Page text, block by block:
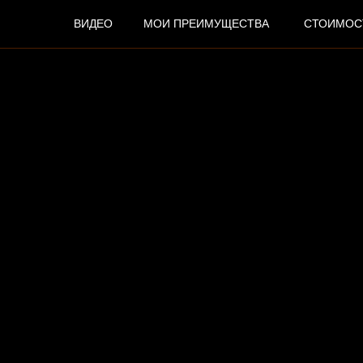
ВИДЕО МОИ ПРЕИМУЩЕСТВА